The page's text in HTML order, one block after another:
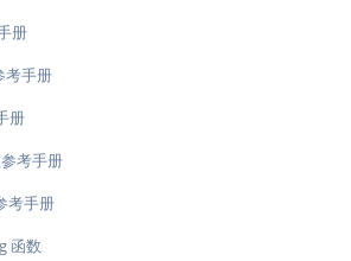
册
考手册
册
考手册
考手册
函数